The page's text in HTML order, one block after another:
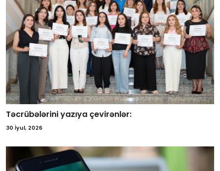
Təcrübələrini yazıya çevirənlər:
30 İyul, 2026